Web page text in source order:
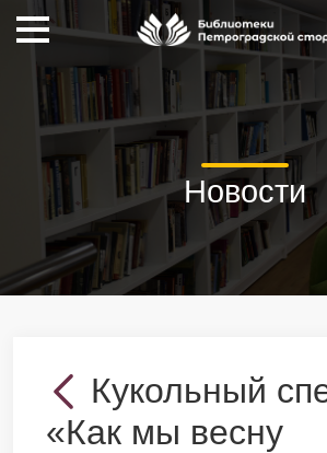
Новости
Кукольный
«Как мы весну